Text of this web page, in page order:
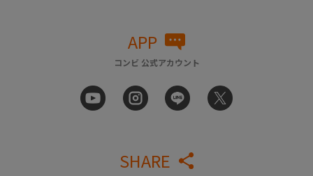
APP
コンビ 公式アカウント
SHARE